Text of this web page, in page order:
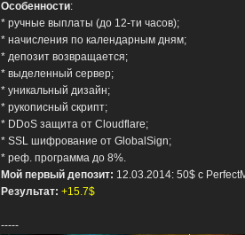
Особенности:
* ручные выплаты (до 12-ти часов);
* начисления по календарным дням;
* депозит возвращается;
* выделенный сервер;
* уникальный дизайн;
* рукописный скрипт;
* DDoS защита от Cloudflare;
* SSL шифрование от GlobalSign;
* реф. программа до 8%.
Мой первый депозит: 12.03.2014: 50$ с
Результат: +15.7$
-----